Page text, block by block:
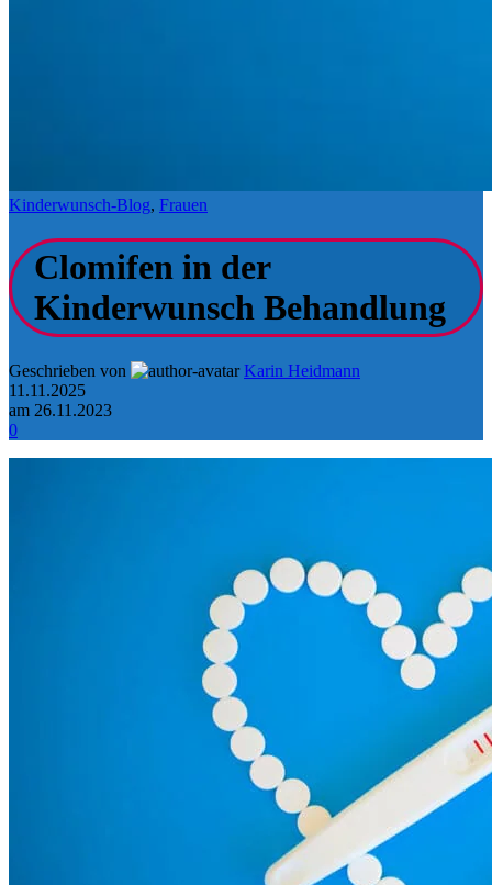
Kinderwunsch-Blog, Frauen
Clomifen in der
Kinderwunsch Behandlung
Geschrieben von
Karin Heidmann
11.11.2025
am 26.11.2023
0